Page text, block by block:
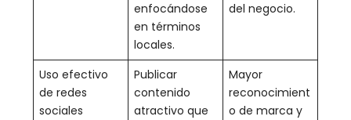
enfocándose
en términos
locales.
del negocio.
Uso efectivo
de redes
sociales
Publicar
contenido
atractivo que
Mayor
reconocimient
o de marca y